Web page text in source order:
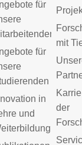
für
für
in
und
mit
der